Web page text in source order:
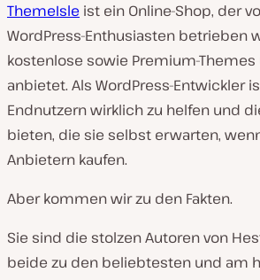
ThemeIsle ist ein Online-Shop, der
WordPress-Enthusiasten betrieben
kostenlose sowie Premium-Themes
anbietet. Als WordPress-Entwickler
Endnutzern wirklich zu helfen und
bieten, die sie selbst erwarten,
Anbietern kaufen.
Aber kommen wir zu den Fakten.
Sie sind die stolzen Autoren von
beide zu den beliebtesten und am